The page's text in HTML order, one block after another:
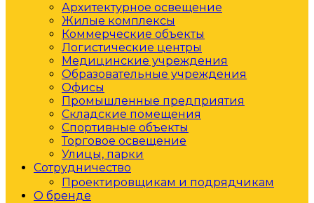
Архитектурное освещение
Жилые комплексы
Коммерческие объекты
Логистические центры
Медицинские учреждения
Образовательные учреждения
Офисы
Промышленные предприятия
Складские помещения
Спортивные объекты
Торговое освещение
Улицы, парки
Сотрудничество
Проектировщикам и подрядчикам
О бренде